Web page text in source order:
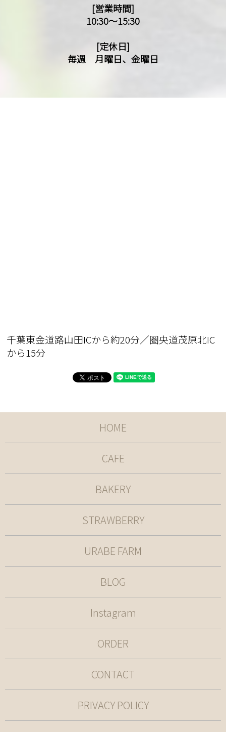
[営業時間]
10:30〜15:30
[定休日]
毎週 月曜日、金曜日
千葉東金道路山田ICから約20分／圏央道茂原北IC
から15分
HOME
CAFE
BAKERY
STRAWBERRY
URABE FARM
BLOG
Instagram
ORDER
CONTACT
PRIVACY POLICY